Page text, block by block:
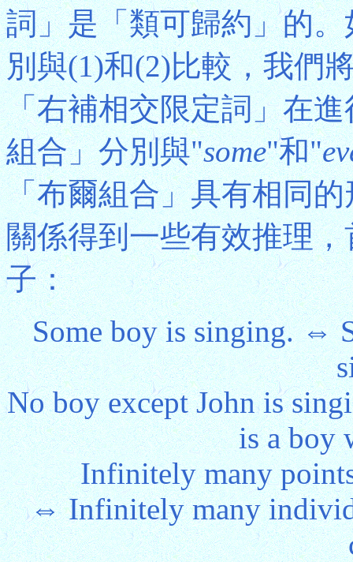
詞」是「類可歸約」的
別與(1)和(2)比較，我們
「右補相交限定詞」在
組合」分別與"some"和"
「布爾組合」具有相同
關係得到一些有效推理
子：
Some boy is singing. ⇔
No boy except John is
is a boy
Infinitely many
⇔ Infinitely many